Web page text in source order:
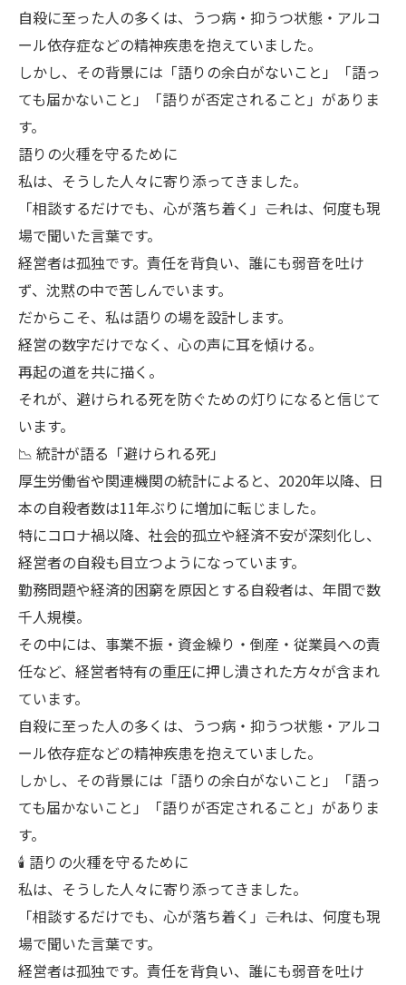
自殺に至った人の多くは、うつ病・抑うつ状態・アルコ
ール依存症などの精神疾患を抱えていました。
しかし、その背景には「語りの余白がないこと」「語っ
ても届かないこと」「語りが否定されること」がありま
す。
語りの火種を守るために
私は、そうした人々に寄り添ってきました。
「相談するだけでも、心が落ち着く」――これは、何度も現
場で聞いた言葉です。
経営者は孤独です。責任を背負い、誰にも弱音を吐け
ず、沈黙の中で苦しんでいます。
だからこそ、私は語りの場を設計します。
経営の数字だけでなく、心の声に耳を傾ける。
再起の道を共に描く。
それが、避けられる死を防ぐための灯りになると信じて
います。
📉 統計が語る「避けられる死」
厚生労働省や関連機関の統計によると、2020年以降、日
本の自殺者数は11年ぶりに増加に転じました。
特にコロナ禍以降、社会的孤立や経済不安が深刻化し、
経営者の自殺も目立つようになっています。
勤務問題や経済的困窮を原因とする自殺者は、年間で数
千人規模。
その中には、事業不振・資金繰り・倒産・従業員への責
任など、経営者特有の重圧に押し潰された方々が含まれ
ています。
自殺に至った人の多くは、うつ病・抑うつ状態・アルコ
ール依存症などの精神疾患を抱えていました。
しかし、その背景には「語りの余白がないこと」「語っ
ても届かないこと」「語りが否定されること」がありま
す。
🕯 語りの火種を守るために
私は、そうした人々に寄り添ってきました。
「相談するだけでも、心が落ち着く」――これは、何度も現
場で聞いた言葉です。
経営者は孤独です。責任を背負い、誰にも弱音を吐け